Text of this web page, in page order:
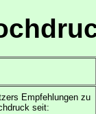
Empfehlungen zu
seit: